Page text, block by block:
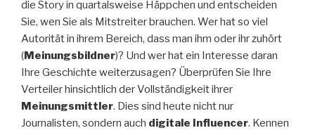
die Story in quartalsweise Häppchen und entscheiden
Sie, wen Sie als Mitstreiter brauchen. Wer hat so viel
Autorität in ihrem Bereich, dass man ihm oder ihr zuhört
(Meinungsbildner)? Und wer hat ein Interesse daran
Ihre Geschichte weiterzusagen? Überprüfen Sie Ihre
Verteiler hinsichtlich der Vollständigkeit ihrer
Meinungsmittler. Dies sind heute nicht nur
Journalisten, sondern auch digitale Influencer. Kennen